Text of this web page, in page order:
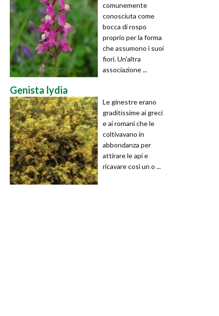
comunemente
conosciuta come
bocca di rospo
proprio per la forma
che assumono i suoi
fiori. Un'altra
associazione ...
Genista lydia
Le ginestre erano
graditissime ai greci
e ai romani che le
coltivavano in
abbondanza per
attirare le api e
ricavare così un o ...